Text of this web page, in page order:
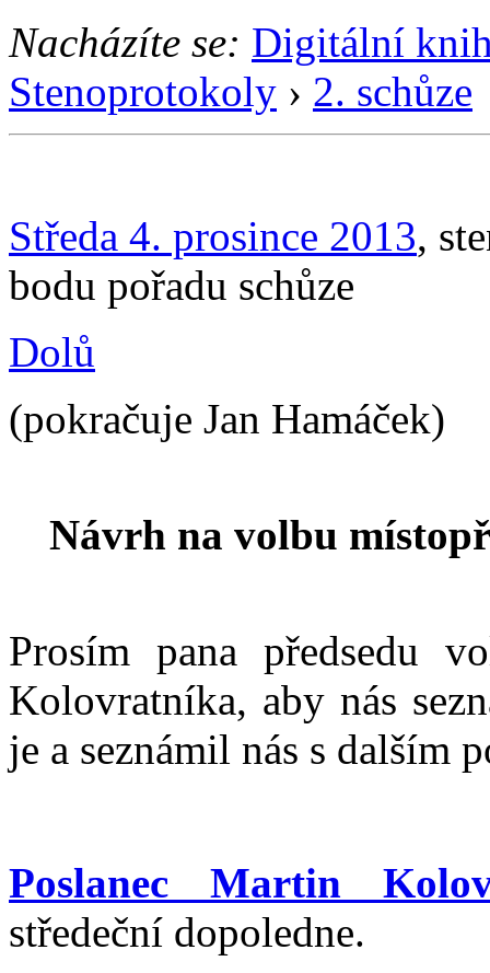
Nacházíte se: Digitální
Stenoprotokoly › 2. schůze
Středa 4. prosince 2013,
bodu pořadu schůze
Dolů
(pokračuje Jan Hamáček)
Návrh na volbu
Prosím pana předsedu
Kolovratníka, aby nás
je a seznámil nás s dalším
Poslanec Martin
středeční dopoledne.